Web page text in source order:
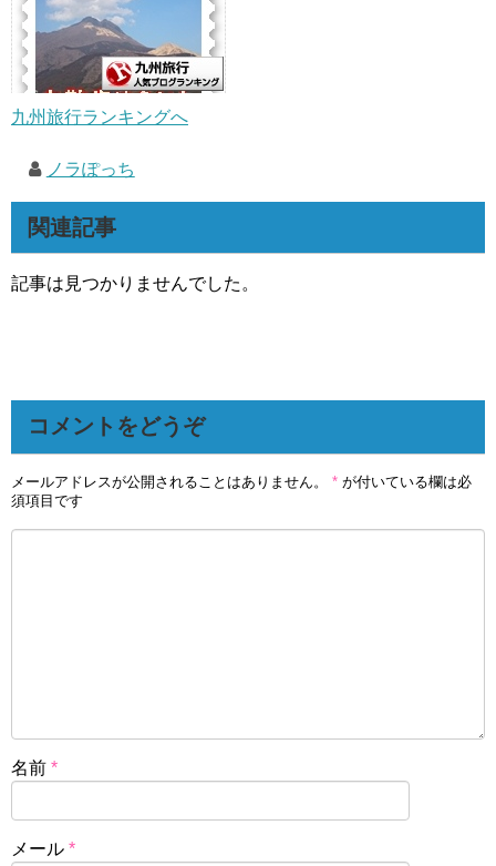
九州旅行ランキングへ
ノラぽっち
関連記事
記事は見つかりませんでした。
コメントをどうぞ
メールアドレスが公開されることはありません。 * が付いている欄は必
須項目です
名前 *
メール *